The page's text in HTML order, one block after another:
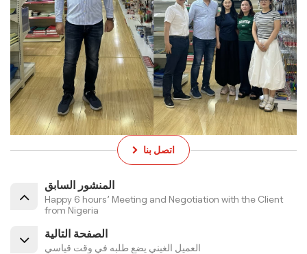
اتصل بنا
المنشور السابق
Happy 6 hours’ Meeting and Negotiation with the Client
from Nigeria
الصفحة التالية
العميل الغيني يضع طلبه في وقت قياسي